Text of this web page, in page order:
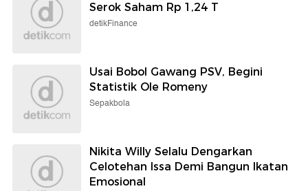
Serok Saham Rp 1,24 T
detikFinance
Usai Bobol Gawang PSV, Begini
Statistik Ole Romeny
Sepakbola
Nikita Willy Selalu Dengarkan
Celotehan Issa Demi Bangun Ikatan
Emosional